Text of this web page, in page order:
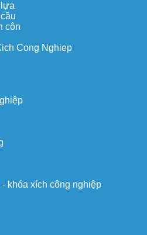
côn
Cong Nghiep
khóa xích công nghiệp